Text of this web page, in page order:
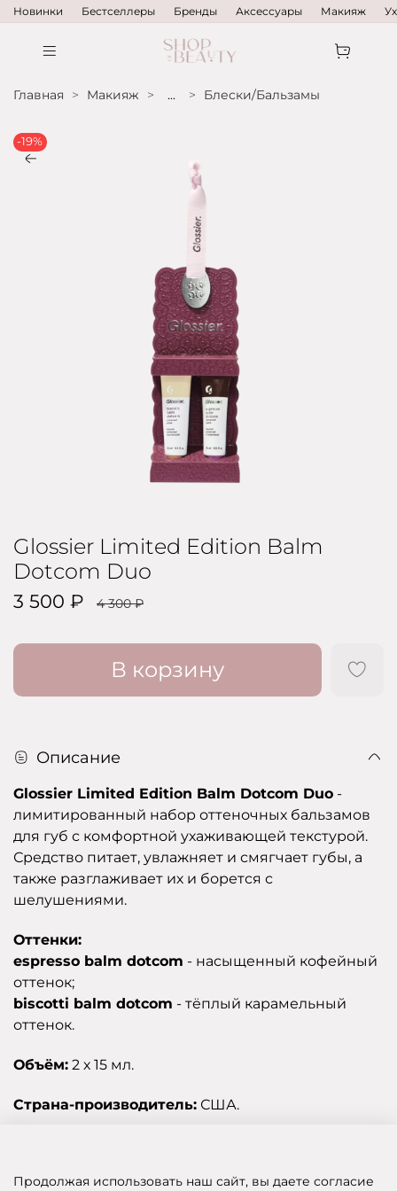
Новинки Бестселлеры Бренды Аксессуары Макияж
Главная Макияж ... Блески/Бальзамы
-19%
Glossier Limited Edition Balm
Dotcom Duo
3 500 ₽ 4 300 ₽
В корзину
Описание
Glossier Limited Edition Balm Dotcom Duo -
лимитированный набор оттеночных бальзамов
для губ с комфортной ухаживающей текстурой.
Средство питает, увлажняет и смягчает губы, а
также разглаживает их и борется с
шелушениями.
Оттенки:
espresso balm dotcom - насыщенный кофейный
оттенок;
biscotti balm dotcom - тёплый карамельный
оттенок.
Объём: 2 х 15 мл.
Страна-производитель: США.
Продолжая использовать наш сайт, вы даете согласие